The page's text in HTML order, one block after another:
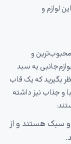
لوازم و
و
به سبد
بگیرید که یک قاب
و جذاب نیز داشته
و سبک هستند و از